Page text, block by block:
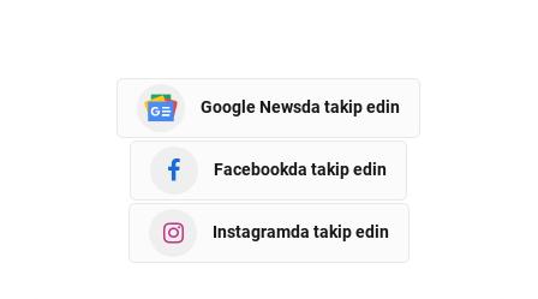
Google Newsda takip edin
Facebookda takip edin
Instagramda takip edin